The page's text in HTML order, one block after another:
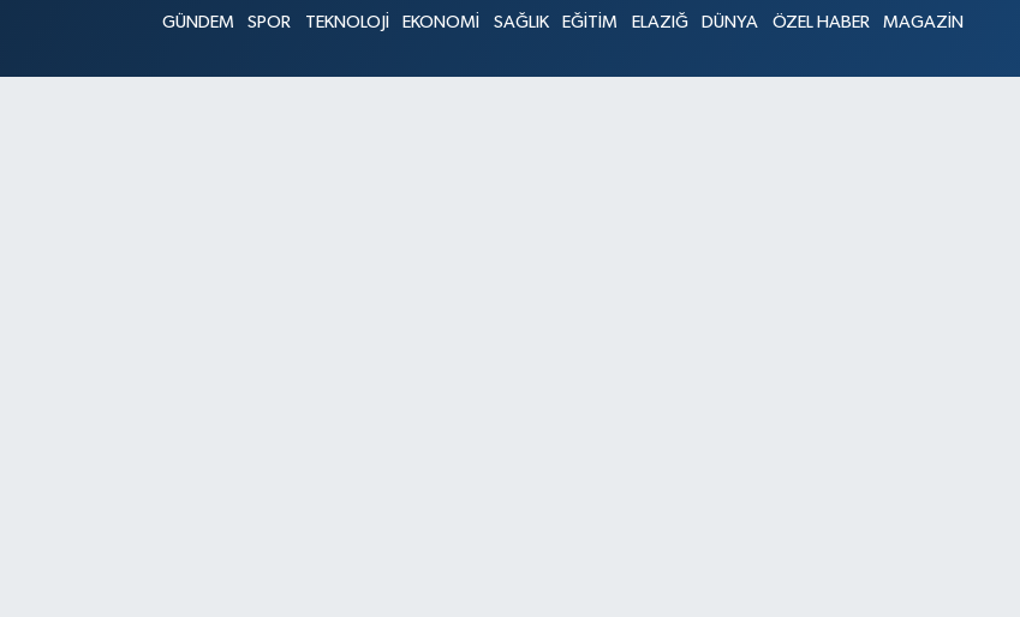
GÜNDEM SPOR TEKNOLOJİ EKONOMİ SAĞLIK EĞİTİM ELAZIĞ DÜNYA ÖZEL HABER MAGAZİN